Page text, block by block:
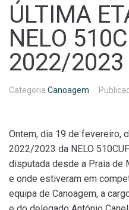
ÚLTIMA
NELO
2022/2023
Categoria Canoagem
Ontem, dia 19 de fevereiro,
2022/2023 da NELO
disputada desde a Praia de
e onde estiveram em
equipa de Canoagem, a